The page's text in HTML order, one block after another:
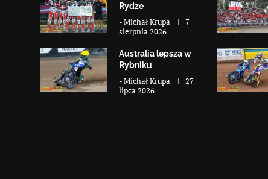
Rydze
-Michał Krupa
7
sierpnia 2026
Australia lepsza w
Rybniku
-Michał Krupa
27
lipca 2026